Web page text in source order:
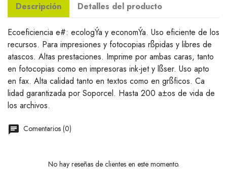
Descripción Detalles del producto
Ecoeficiencia e#: ecologÝa y economÝa. Uso eficiente de los
recursos. Para impresiones y fotocopias rßpidas y libres de
atascos. Altas prestaciones. Imprime por ambas caras, tanto
en fotocopias como en impresoras ink-jet y lßser. Uso apto
en fax. Alta calidad tanto en textos como en grßficos. Ca
lidad garantizada por Soporcel. Hasta 200 a±os de vida de
los archivos.
Comentarios (0)
No hay reseñas de clientes en este momento.